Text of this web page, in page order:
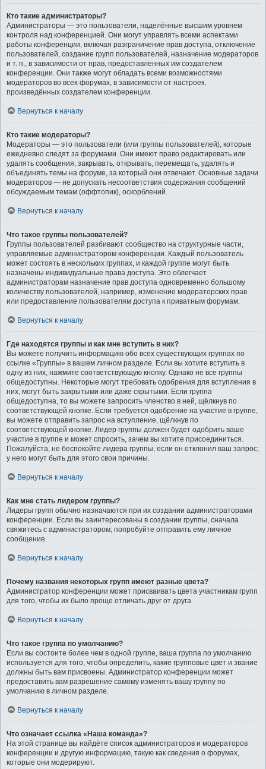
Кто такие администраторы?
Администраторы — это пользователи, наделённые высшим уровнем
контроля над конференцией. Они могут управлять всеми аспектами
работы конференции, включая разграничение прав доступа, отключение
пользователей, создание групп пользователей, назначение модераторов
и т. п., в зависимости от прав, предоставленных им создателем
конференции. Они также могут обладать всеми возможностями
модераторов во всех форумах, в зависимости от настроек,
произведённых создателем конференции.
Вернуться к началу
Кто такие модераторы?
Модераторы — это пользователи (или группы пользователей), которые
ежедневно следят за форумами. Они имеют право редактировать или
удалять сообщения, закрывать, открывать, перемещать, удалять и
объединять темы на форуме, за который они отвечают. Основные задачи
модераторов — не допускать несоответствия содержания сообщений
обсуждаемым темам (оффтопик), оскорблений.
Вернуться к началу
Что такое группы пользователей?
Группы пользователей разбивают сообщество на структурные части,
управляемые администратором конференции. Каждый пользователь
может состоять в нескольких группах, и каждой группе могут быть
назначены индивидуальные права доступа. Это облегчает
администраторам назначение прав доступа одновременно большому
количеству пользователей, например, изменение модераторских прав
или предоставление пользователям доступа к приватным форумам.
Вернуться к началу
Где находятся группы и как мне вступить в них?
Вы можете получить информацию обо всех существующих группах по
ссылке «Группы» в вашем личном разделе. Если вы хотите вступить в
одну из них, нажмите соответствующую кнопку. Однако не все группы
общедоступны. Некоторые могут требовать одобрения для вступления в
них, могут быть закрытыми или даже скрытыми. Если группа
общедоступна, то вы можете запросить членство в ней, щёлкнув по
соответствующей кнопке. Если требуется одобрение на участие в группе,
вы можете отправить запрос на вступление, щёлкнув по
соответствующей кнопке. Лидер группы должен будет одобрить ваше
участие в группе и может спросить, зачем вы хотите присоединиться.
Пожалуйста, не беспокойте лидера группы, если он отклонил ваш запрос;
у него могут быть для этого свои причины.
Вернуться к началу
Как мне стать лидером группы?
Лидеры групп обычно назначаются при их создании администраторами
конференции. Если вы заинтересованы в создании группы, сначала
свяжитесь с администратором; попробуйте отправить ему личное
сообщение.
Вернуться к началу
Почему названия некоторых групп имеют разные цвета?
Администратор конференции может присваивать цвета участникам групп
для того, чтобы их было проще отличать друг от друга.
Вернуться к началу
Что такое группа по умолчанию?
Если вы состоите более чем в одной группе, ваша группа по умолчанию
используется для того, чтобы определить, какие групповые цвет и звание
должны быть вам присвоены. Администратор конференции может
предоставить вам разрешение самому изменять вашу группу по
умолчанию в личном разделе.
Вернуться к началу
Что означает ссылка «Наша команда»?
На этой странице вы найдёте список администраторов и модераторов
конференции и другую информацию, такую как сведения о форумах,
которые они модерируют.